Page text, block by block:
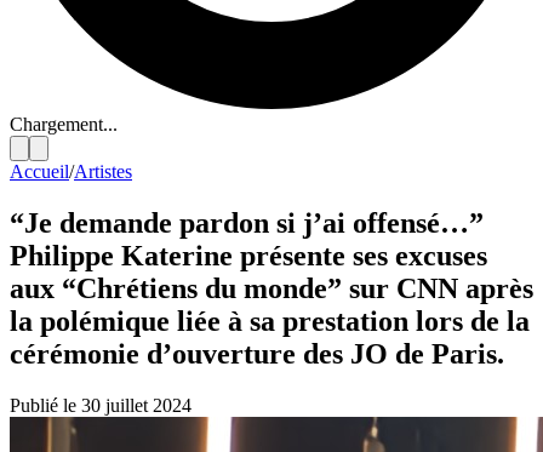
Chargement...
Accueil/Artistes
“Je demande pardon si j’ai offensé…”
Philippe Katerine présente ses excuses
aux “Chrétiens du monde” sur CNN après
la polémique liée à sa prestation lors de la
cérémonie d’ouverture des JO de Paris.
Publié le 30 juillet 2024